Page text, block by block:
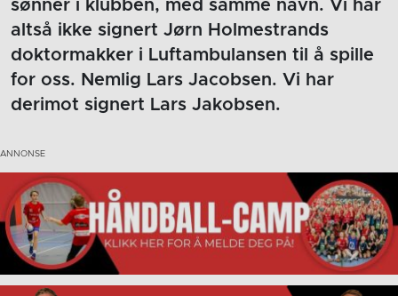
sønner i klubben, med samme navn. Vi har
altså ikke signert Jørn Holmestrands
doktormakker i Luftambulansen til å spille
for oss. Nemlig Lars Jacobsen. Vi har
derimot signert Lars Jakobsen.